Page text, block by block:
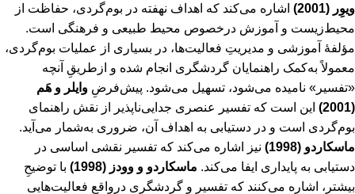
ویوِر (2001)
اشاره می‌کند که اهداف نهفته در بوم‌گردی، حفاظت از
محیط‌زیست و آموزش درخصوص محیط طبیعی و فرهنگی است.
مؤلفۀ آموزشی و مدیریتِ فعالیت‌ها، در بسیاری از عملیات بوم‌گردی،
معمولاً به‌کمک راهنمایان گردشگری انجام‌ شده و ازطریقِ آنچه
«تفسیر» نامیده می‌شود، تسهیل می‌شود. پیش‌فرضِ وایلر و هَم
(2001)
این است که تفسیر عنصری جدایی‌ناپذیر از نقش راهنمای
بوم‌گردی است و در دستیابی به اهداف آن، ضروری به‌شمار می‌آید.
ماسکاردو (1998)
نیز اشاره می‌کند که تفسیر نقشی اساسی در
دستیابی به پایداری ایفا می‌کند. ماسکاردو و وودز (1998)
با توضیحِ
بیشتر، اشاره می‌کنند که تفسیر و گردشگری درواقع فعالیت‌هایی